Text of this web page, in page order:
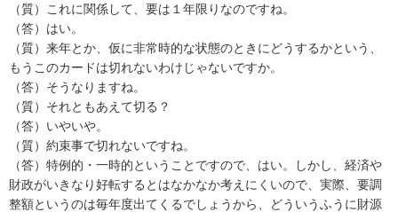
（質）これに関係して、要は１年限りなのですね。
（答）はい。
（質）来年とか、仮に非常時的な状態のときにどうするかという、
もうこのカードは切れないわけじゃないですか。
（答）そうなりますね。
（質）それともあえて切る？
（答）いやいや。
（質）約束事で切れないですね。
（答）特例的・一時的ということですので、はい。しかし、経済や
財政がいきなり好転するとはなかなか考えにくいので、実際、要調
整額というのは毎年度出てくるでしょうから、どういうふうに財源